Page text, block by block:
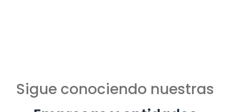
Sigue conociendo nuestras